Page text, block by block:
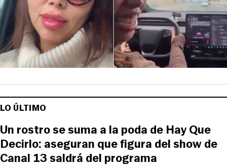
LO ÚLTIMO
Un rostro se suma a la poda de Hay Que
Decirlo: aseguran que figura del show de
Canal 13 saldrá del programa